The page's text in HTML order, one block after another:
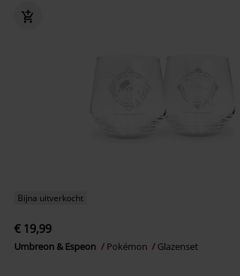
Bijna uitverkocht
€ 19,99
Umbreon & Espeon Pokémon Glazenset